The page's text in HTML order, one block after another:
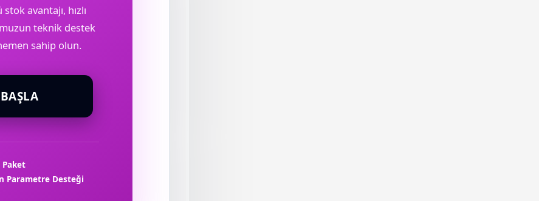
avantajı, hızlı
teknik destek
sahip olun.
Paket
Parametre Desteği